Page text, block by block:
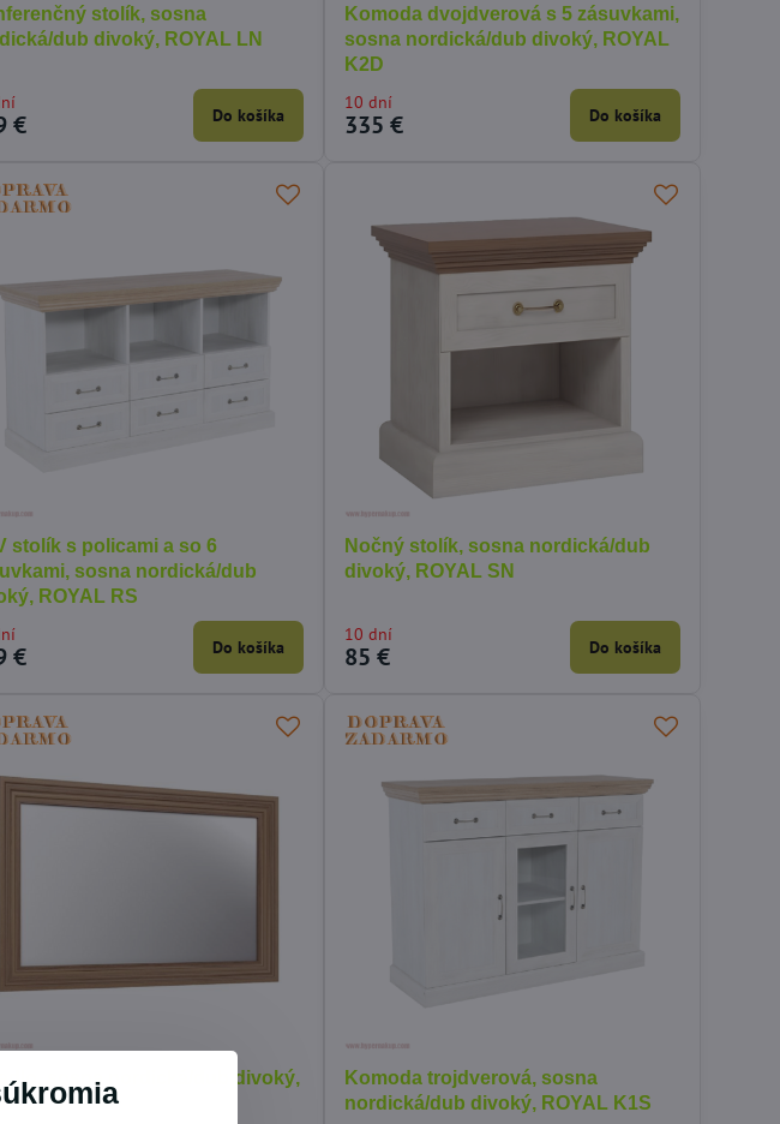
stolík, sosna
dub divoký, ROYAL LN
€ Do košíka
Komoda dvojdverová s 5 zásuvkami,
sosna nordická/dub divoký, ROYAL
K2D
10 dní
335 € Do košíka
stolík s policami a so 6
sosna nordická/dub
ROYAL RS
€ Do košíka
Nočný stolík, sosna nordická/dub
divoký, ROYAL SN
10 dní
85 € Do košíka
sosna nordická/dub divoký,
LS
Komoda trojdverová, sosna
nordická/dub divoký, ROYAL K1S